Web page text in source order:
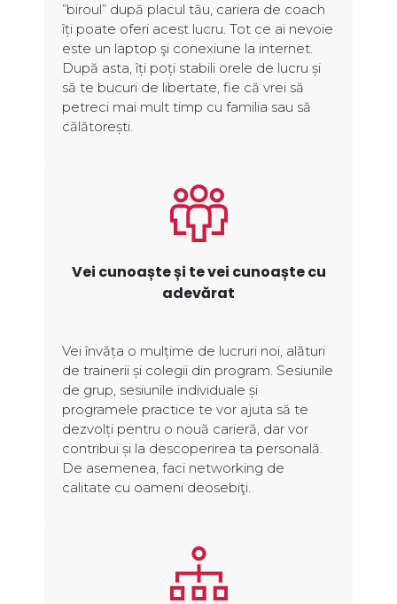
”biroul” după placul tău, cariera de coach
îți poate oferi acest lucru. Tot ce ai nevoie
este un laptop şi conexiune la internet.
După asta, îți poți stabili orele de lucru și
să te bucuri de libertate, fie că vrei să
petreci mai mult timp cu familia sau să
călătorești.
Vei cunoaște și te vei cunoaște cu
adevărat
Vei învăța o mulțime de lucruri noi, alături
de trainerii și colegii din program. Sesiunile
de grup, sesiunile individuale și
programele practice te vor ajuta să te
dezvolți pentru o nouă carieră, dar vor
contribui și la descoperirea ta personală.
De asemenea, faci networking de
calitate cu oameni deosebiţi.